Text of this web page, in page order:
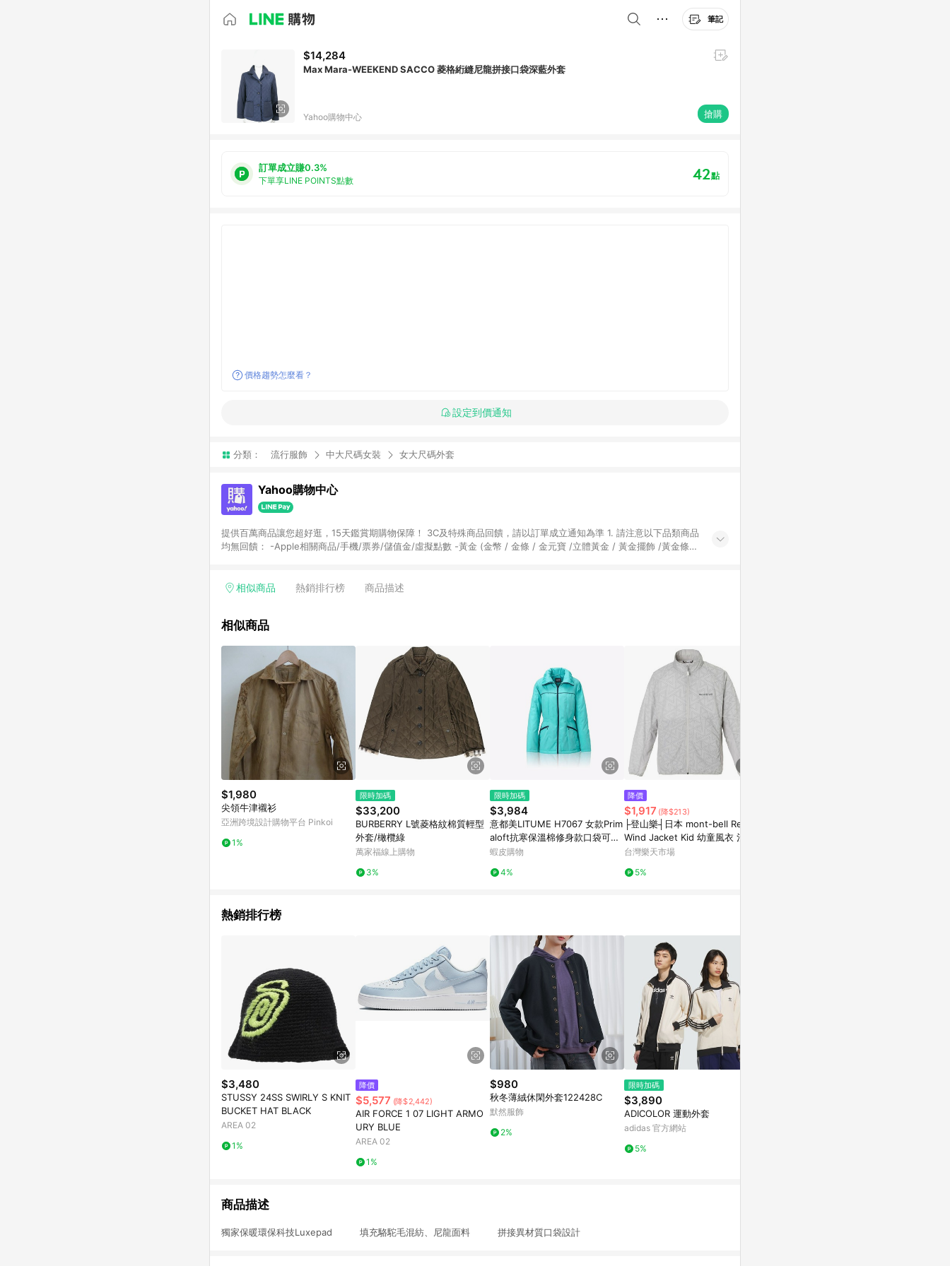
筆記
$14,284
Max Mara-WEEKEND SACCO 菱格絎縫尼龍拼接口袋深藍外套
Yahoo購物中心 搶購
訂單成立賺0.3%
下單享LINE POINTS點數 42點
價格趨勢怎麼看？
設定到價通知
分類： 流行服飾 中大尺碼女裝 女大尺碼外套
Yahoo購物中心
提供百萬商品讓您超好逛，15天鑑賞期購物保障！ 3C及特殊商品回饋，請以訂單成立通知為準 1. 請注意以下品類商品
均無回饋： -Apple相關商品/手機/票券/儲值金/虛擬點數 -黃金 (金幣 / 金條 / 金元寶 /立體黃金 / 黃金擺飾 /黃金條
Yahoo超贈點回饋者 - 購物中心商店之商品：商品賣場中有標示「商店」及顯示商店名稱者(指定活動店家除外) 3. 訂
相似商品 熱銷排行榜 商品描述
相似商品
$1,980
尖領牛津襯衫
亞洲跨境設計購物平台 Pinkoi
1%
限時加碼
$33,200
BURBERRY L號菱格紋棉質輕型
外套/橄欖綠
萬家福線上購物
3%
限時加碼
$3,984
意都美LITUME H7067 女款Prim
aloft抗寒保溫棉修身款口袋可機
洗保暖顯瘦柔軟布料防跑中長版
蝦皮購物
4%
降價
$1,917 (降$213)
├登山樂┤日本 mont-bell Reflec
Wind Jacket Kid 幼童風衣 淺灰
# 1103364LGY
台灣樂天市場
5%
熱銷排行榜
$3,480
STUSSY 24SS SWIRLY S KNIT
BUCKET HAT BLACK
AREA 02
1%
降價
$5,577 (降$2,442)
AIR FORCE 1 07 LIGHT ARMO
URY BLUE
AREA 02
1%
$980
秋冬薄絨休閑外套122428C
默然服飾
2%
限時加碼
$3,890
ADICOLOR 運動外套
adidas 官方網站
5%
商品描述
獨家保暖環保科技Luxepad 填充駱駝毛混紡、尼龍面料 拼接異材質口袋設計